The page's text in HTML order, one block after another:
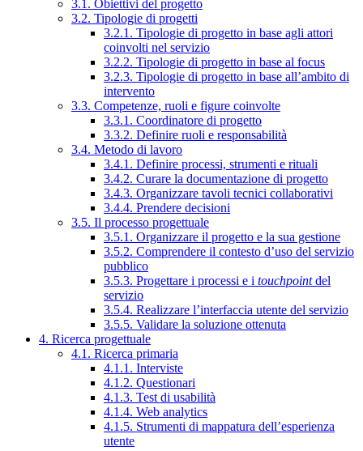
3.1. Obiettivi del progetto
3.2. Tipologie di progetti
3.2.1. Tipologie di progetto in base agli attori
coinvolti nel servizio
3.2.2. Tipologie di progetto in base al focus
3.2.3. Tipologie di progetto in base all’ambito di
intervento
3.3. Competenze, ruoli e figure coinvolte
3.3.1. Coordinatore di progetto
3.3.2. Definire ruoli e responsabilità
3.4. Metodo di lavoro
3.4.1. Definire processi, strumenti e rituali
3.4.2. Curare la documentazione di progetto
3.4.3. Organizzare tavoli tecnici collaborativi
3.4.4. Prendere decisioni
3.5. Il processo progettuale
3.5.1. Organizzare il progetto e la sua gestione
3.5.2. Comprendere il contesto d’uso del servizio
pubblico
3.5.3. Progettare i processi e i touchpointdel
servizio
3.5.4. Realizzare l’interfaccia utente del servizio
3.5.5. Validare la soluzione ottenuta
4. Ricerca progettuale
4.1. Ricerca primaria
4.1.1. Interviste
4.1.2. Questionari
4.1.3. Test di usabilità
4.1.4. Web analytics
4.1.5. Strumenti di mappatura dell’esperienza
utente